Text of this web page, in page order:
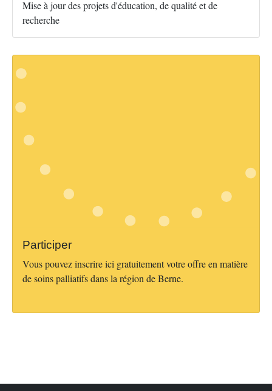
Mise à jour des projets d'éducation, de qualité et de
recherche
Participer
Vous pouvez inscrire ici gratuitement votre offre en matière
de soins palliatifs dans la région de Berne.